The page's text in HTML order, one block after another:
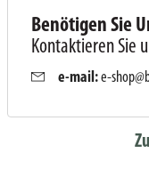
Benötigen Sie
Kontaktieren Sie
e-mail:e-